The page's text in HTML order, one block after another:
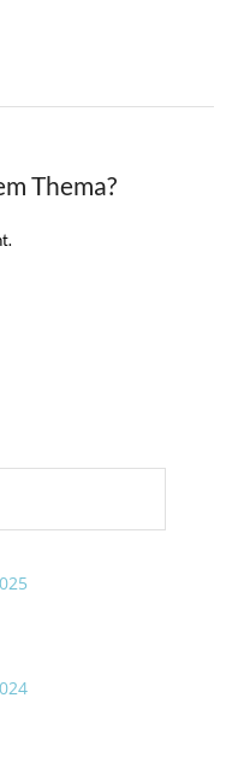
Thema?